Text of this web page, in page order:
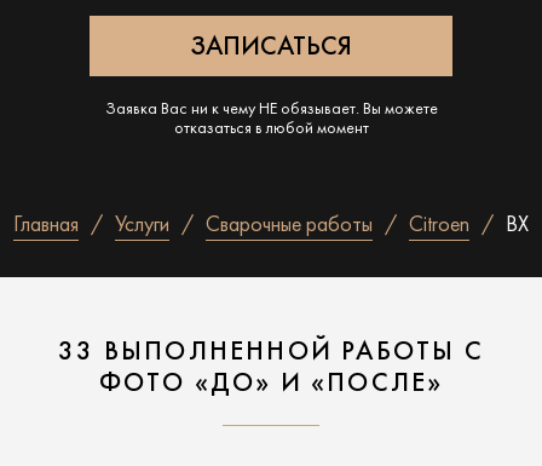
Заявка Вас ни к чему НЕ обязывает. Вы можете
отказаться в любой момент
Главная Услуги Сварочные работы Citroen BX
33 ВЫПОЛНЕННОЙ РАБОТЫ С
ФОТО «ДО» И «ПОСЛЕ»